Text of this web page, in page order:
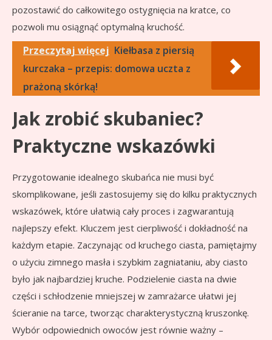
pozostawić do całkowitego ostygnięcia na kratce, co
pozwoli mu osiągnąć optymalną kruchość.
Przeczytaj więcej Kiełbasa z piersią
kurczaka – przepis: domowa uczta z
prażoną skórką!
Jak zrobić skubaniec?
Praktyczne wskazówki
Przygotowanie idealnego skubańca nie musi być
skomplikowane, jeśli zastosujemy się do kilku praktycznych
wskazówek, które ułatwią cały proces i zagwarantują
najlepszy efekt. Kluczem jest cierpliwość i dokładność na
każdym etapie. Zaczynając od kruchego ciasta, pamiętajmy
o użyciu zimnego masła i szybkim zagniataniu, aby ciasto
było jak najbardziej kruche. Podzielenie ciasta na dwie
części i schłodzenie mniejszej w zamrażarce ułatwi jej
ścieranie na tarce, tworząc charakterystyczną kruszonkę.
Wybór odpowiednich owoców jest równie ważny –